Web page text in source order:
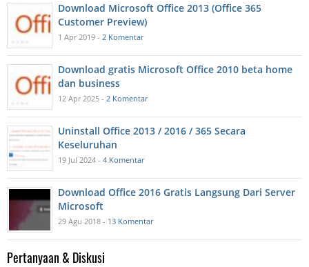
Download Microsoft Office 2013 (Office 365
Customer Preview)
1 Apr 2019 - 2 Komentar
Download gratis Microsoft Office 2010 beta home
dan business
12 Apr 2025 - 2 Komentar
Uninstall Office 2013 / 2016 / 365 Secara
Keseluruhan
19 Jul 2024 - 4 Komentar
Download Office 2016 Gratis Langsung Dari Server
Microsoft
29 Agu 2018 - 13 Komentar
Pertanyaan & Diskusi